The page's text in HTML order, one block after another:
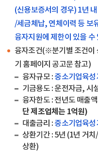
(신용보증서의 경우) 1년
/세금체납, 연체이력 등 보
융자지원에 제한이 있을 수
융자조건(※분기별 조건이
기 홈페이지 공고문 참고)
융자규모 : 중소기업육성
기금용도 : 운전자금, 시
융자한도 : 전년도 매출
단 제조업체는 1억원)
대출금리 : 중소기업육
상환기간 : 5년 (1년 거
상환)